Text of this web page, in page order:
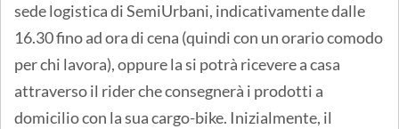
sede logistica di SemiUrbani, indicativamente dalle
16.30 fino ad ora di cena (quindi con un orario comodo
per chi lavora), oppure la si potrà ricevere a casa
attraverso il rider che consegnerà i prodotti a
domicilio con la sua cargo-bike. Inizialmente, il